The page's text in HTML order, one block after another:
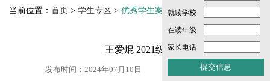
就读学校
在读年级
家长电话
当前位置： 首页 > 学生专区 > 优秀学生案例 Student Exemplars
王爱焜 2021级
发布时间：2024年07月10日 点击数： 3304 次